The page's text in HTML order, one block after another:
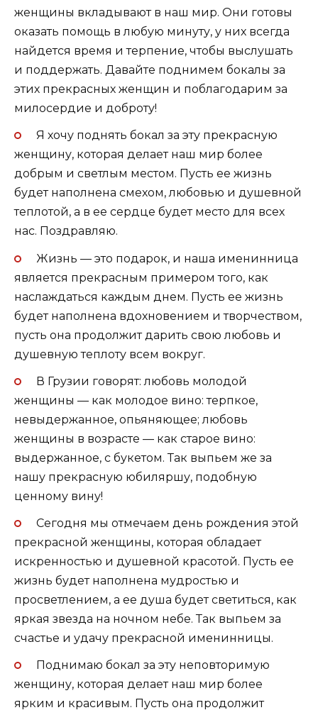
женщины вкладывают в наш мир. Они готовы
оказать помощь в любую минуту, у них всегда
найдется время и терпение, чтобы выслушать
и поддержать. Давайте поднимем бокалы за
этих прекрасных женщин и поблагодарим за
милосердие и доброту!
Я хочу поднять бокал за эту прекрасную
женщину, которая делает наш мир более
добрым и светлым местом. Пусть ее жизнь
будет наполнена смехом, любовью и душевной
теплотой, а в ее сердце будет место для всех
нас. Поздравляю.
Жизнь — это подарок, и наша именинница
является прекрасным примером того, как
наслаждаться каждым днем. Пусть ее жизнь
будет наполнена вдохновением и творчеством,
пусть она продолжит дарить свою любовь и
душевную теплоту всем вокруг.
В Грузии говорят: любовь молодой
женщины — как молодое вино: терпкое,
невыдержанное, опьяняющее; любовь
женщины в возрасте — как старое вино:
выдержанное, с букетом. Так выпьем же за
нашу прекрасную юбиляршу, подобную
ценному вину!
Сегодня мы отмечаем день рождения этой
прекрасной женщины, которая обладает
искренностью и душевной красотой. Пусть ее
жизнь будет наполнена мудростью и
просветлением, а ее душа будет светиться, как
яркая звезда на ночном небе. Так выпьем за
счастье и удачу прекрасной именинницы.
Поднимаю бокал за эту неповторимую
женщину, которая делает наш мир более
ярким и красивым. Пусть она продолжит